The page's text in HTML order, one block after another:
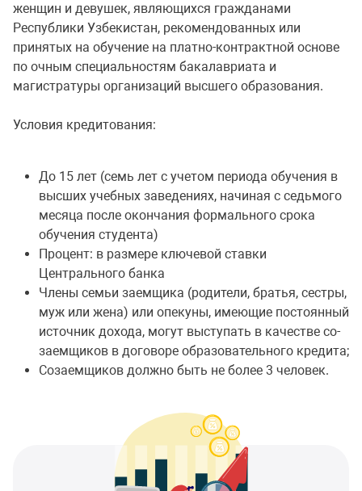
женщин и девушек, являющихся гражданами
Республики Узбекистан, рекомендованных или
принятых на обучение на платно-контрактной основе
по очным специальностям бакалавриата и
магистратуры организаций высшего образования.
Условия кредитования:
До 15 лет (семь лет с учетом периода обучения в
высших учебных заведениях, начиная с седьмого
месяца после окончания формального срока
обучения студента)
Процент: в размере ключевой ставки
Центрального банка
Члены семьи заемщика (родители, братья, сестры,
муж или жена) или опекуны, имеющие постоянный
источник дохода, могут выступать в качестве со-
заемщиков в договоре образовательного кредита;
Созаемщиков должно быть не более 3 человек.